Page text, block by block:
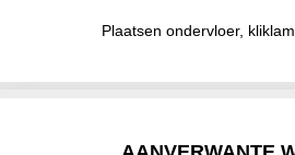
Plaatsen ondervloer,